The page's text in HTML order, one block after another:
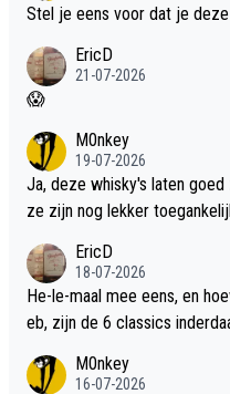
Stel je eens voor dat je
EricD
21-07-2026
😱
M0nkey
19-07-2026
Ja, deze whisky's laten
ze zijn nog lekker
EricD
18-07-2026
He-le-maal mee eens, en
eb, zijn de 6 classics
M0nkey
16-07-2026